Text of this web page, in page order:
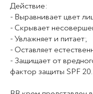
Действие:
- Выравнивает цвет
- Скрывает
- Увлажняет и питает;
- Оставляет
- Защищает от
фактор защиты SPF 20.